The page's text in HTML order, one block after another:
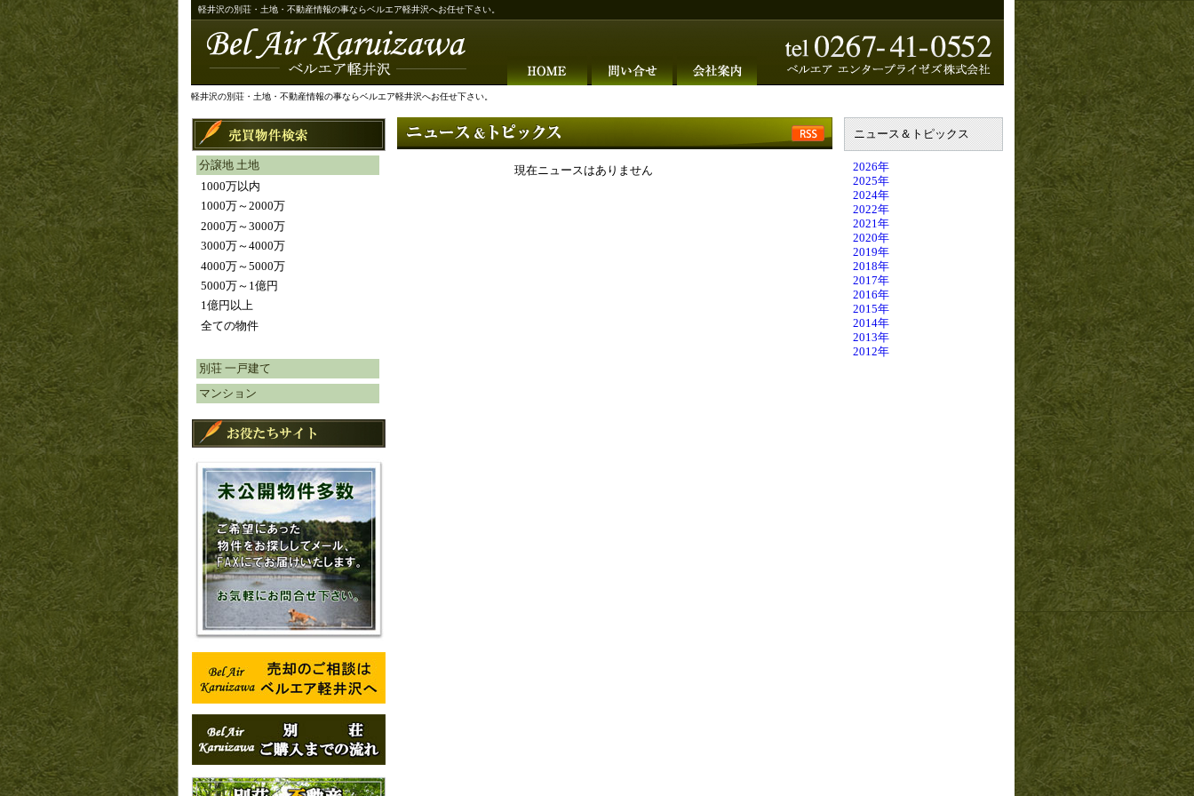
軽井沢の別荘・土地・不動産情報の事ならベルエア軽井沢へお任せ下さい。
軽井沢の別荘・土地・不動産情報の事ならベルエア軽井沢へお任せ下さい。
分譲地 土地
1000万以内
1000万～2000万
2000万～3000万
3000万～4000万
4000万～5000万
5000万～1億円
1億円以上
全ての物件
別荘 一戸建て
マンション
ニュース＆トピックス
2026年
2025年
2024年
2022年
2021年
2020年
2019年
2018年
2017年
2016年
2015年
2014年
2013年
2012年
現在ニュースはありません